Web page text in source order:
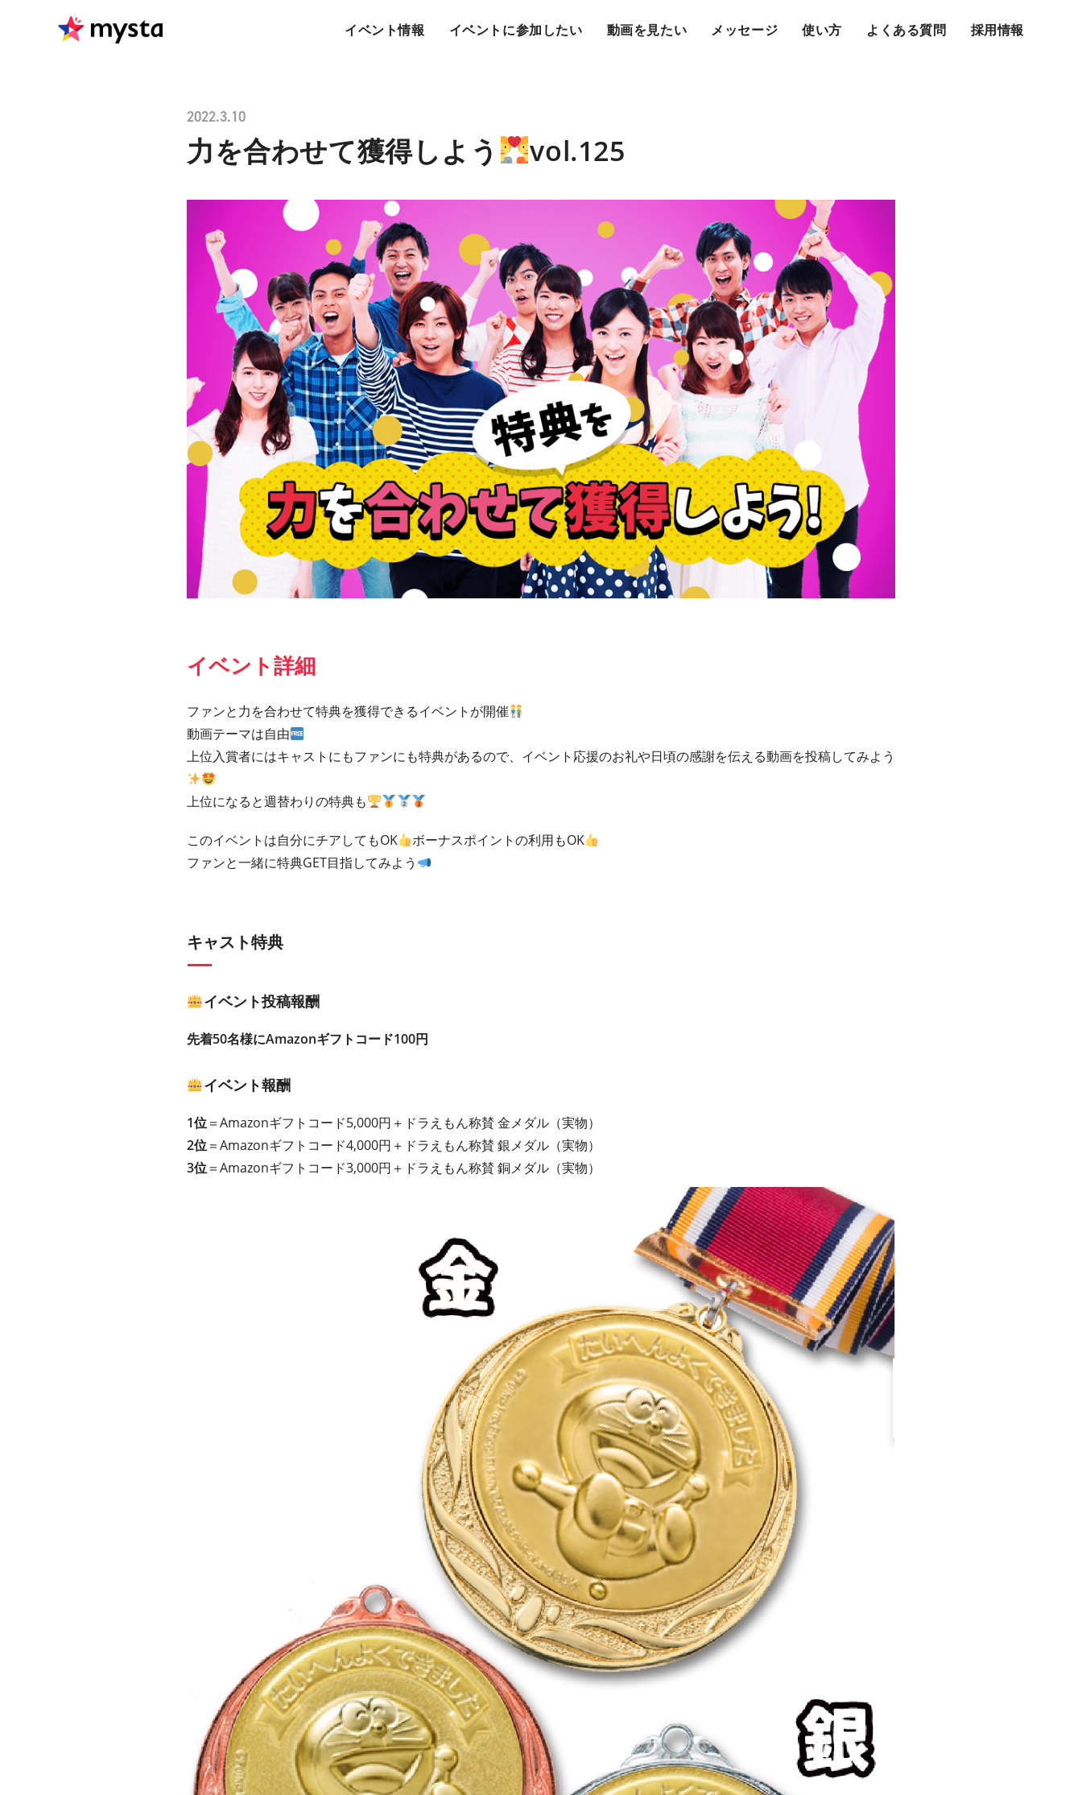
イベント情報 イベントに参加したい 動画を見たい メッセージ 使い方 よくある質問 採用情報
2022.3.10
力を合わせて獲得しよう vol.125
イベント詳細
ファンと力を合わせて特典を獲得できるイベントが開催
動画テーマは自由
上位入賞者にはキャストにもファンにも特典があるので、イベント応援のお礼や日頃の感謝を伝える動画を投稿してみよう
上位になると週替わりの特典も
このイベントは自分にチアしてもOK
ボーナスポイントの利用もOK
ファンと一緒に特典GET目指してみよう
キャスト特典
イベント投稿報酬
先着50名様にAmazonギフトコード100円
イベント報酬
1位＝Amazonギフトコード5,000円＋ドラえもん称賛 金メダル（実物）
2位＝Amazonギフトコード4,000円＋ドラえもん称賛 銀メダル（実物）
3位＝Amazonギフトコード3,000円＋ドラえもん称賛 銅メダル（実物）